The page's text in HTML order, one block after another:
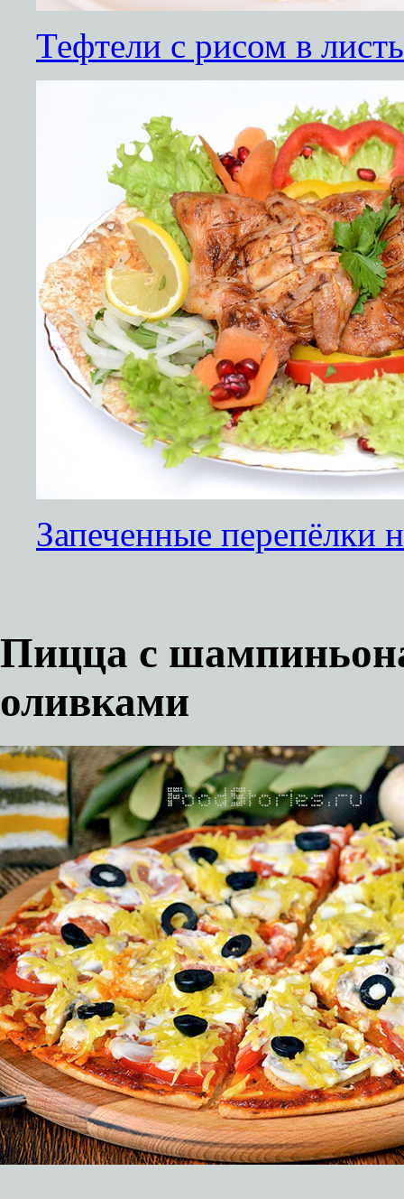
Тефтели с рисом в
Запеченные перепёлки
Пицца с
оливками